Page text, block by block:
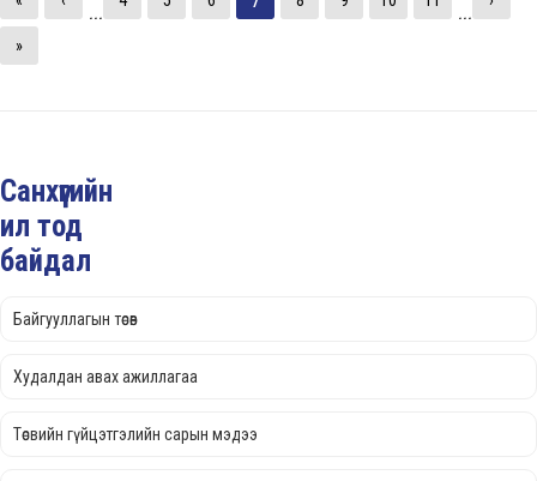
... ...
»
Санхүүгийн
ил тод
байдал
Байгууллагын төсөв
Худалдан авах ажиллагаа
Төсвийн гүйцэтгэлийн сарын мэдээ